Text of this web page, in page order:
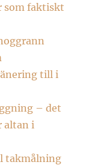
som faktiskt
till i
– det
altan i
takmålning